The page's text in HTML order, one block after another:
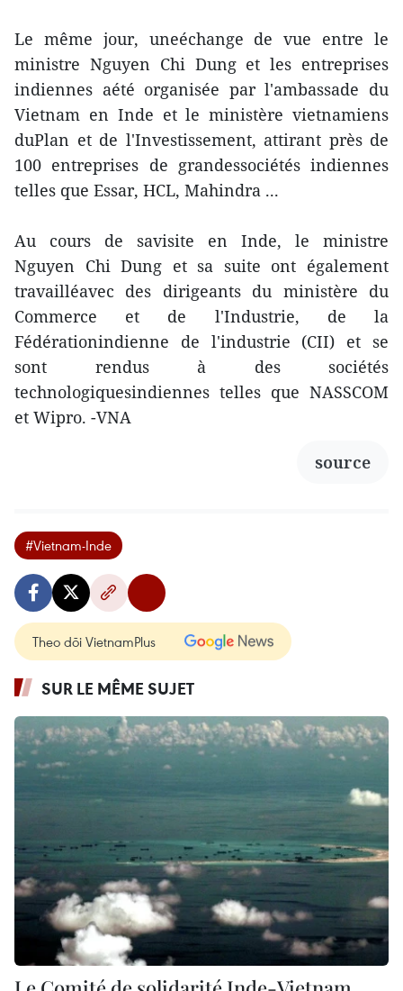
Le même jour, uneéchange de vue entre le
ministre Nguyen Chi Dung et les entreprises
indiennes aété organisée par l'ambassade du
Vietnam en Inde et le ministère vietnamiens
duPlan et de l'Investissement, attirant près de
100 entreprises de grandessociétés indiennes
telles que Essar, HCL, Mahindra ...
Au cours de savisite en Inde, le ministre
Nguyen Chi Dung et sa suite ont également
travailléavec des dirigeants du ministère du
Commerce et de l'Industrie, de la
Fédérationindienne de l'industrie (CII) et se
sont rendus à des sociétés
technologiquesindiennes telles que NASSCOM
et Wipro. -VNA
source
#Vietnam-Inde
Theo dõi VietnamPlus
SUR LE MÊME SUJET